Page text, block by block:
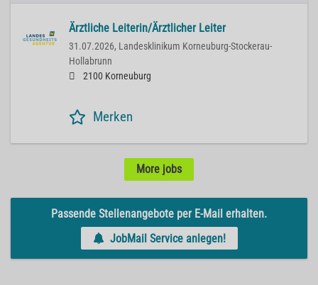
Ärztliche Leiterin/Ärztlicher Leiter
31.07.2026, Landesklinikum Korneuburg-Stockerau-
Hollabrunn
2100 Korneuburg
Merken
More jobs
Passende Stellenangebote per E-Mail erhalten.
JobMail Service anlegen!